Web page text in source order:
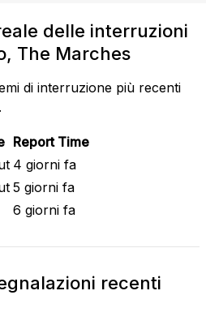
delle interruzioni
The Marches
di interruzione più recenti
.
Report Time
4 giorni fa
5 giorni fa
6 giorni fa
recenti